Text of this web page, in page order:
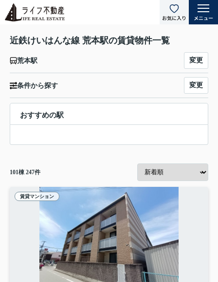
近鉄けいはんな線 荒本駅の賃貸物件一覧
荒本駅 変更
条件から探す 変更
おすすめの駅
101棟 247件
賃貸マンション